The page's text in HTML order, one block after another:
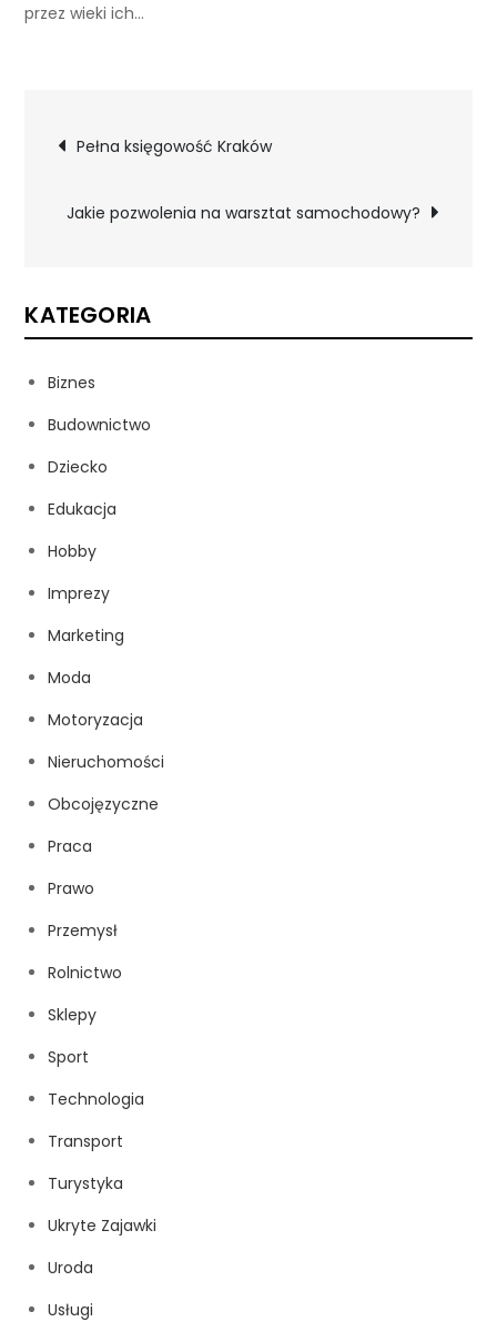
przez wieki ich…
Nawigacja
wpisu
Pełna księgowość Kraków
Jakie pozwolenia na warsztat samochodowy?
KATEGORIA
Biznes
Budownictwo
Dziecko
Edukacja
Hobby
Imprezy
Marketing
Moda
Motoryzacja
Nieruchomości
Obcojęzyczne
Praca
Prawo
Przemysł
Rolnictwo
Sklepy
Sport
Technologia
Transport
Turystyka
Ukryte Zajawki
Uroda
Usługi